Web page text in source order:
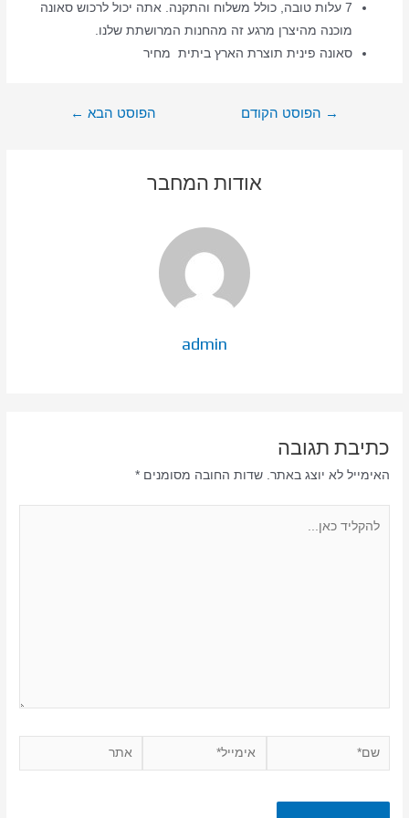
7 עלות טובה, כולל משלוח והתקנה. אתה יכול לרכוש סאונה
מוכנה מהיצרן מרגע זה מהחנות המרושתת שלנו.
סאונה פינית תוצרת הארץ ביתית מחיר
→ הפוסט הקודם הפוסט הבא ←
אודות המחבר
admin
כתיבת תגובה
האימייל לא יוצג באתר. שדות החובה מסומנים*
שם* אימייל* אתר